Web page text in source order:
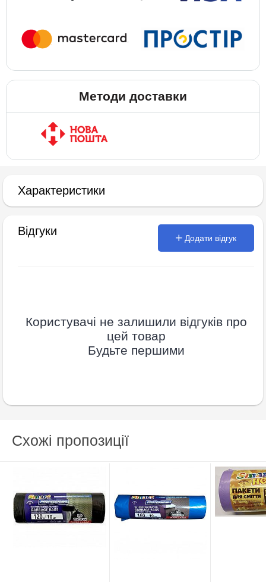
Методи доставки
Характеристики
Відгуки
Додати відгук
Користувачі не залишили відгуків про
цей товар
Будьте першими
Схожі пропозиції